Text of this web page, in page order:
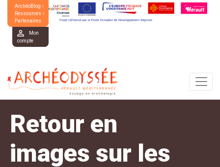
ArchéoBlog
Ressources
Partenaires
Mon
compte
Retour en
images sur les